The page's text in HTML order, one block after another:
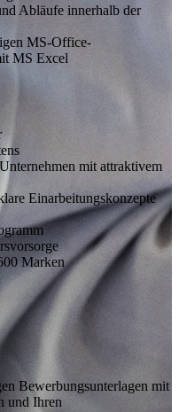
Abläufe innerhalb der
MS-Office-
MS Excel
mit attraktivem
Einarbeitungskonzepte
Marken
Bewerbungsunterlagen mit
und Ihren